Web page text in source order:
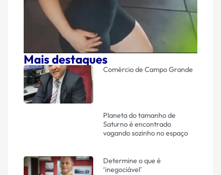
Mais destaques
Comércio de Campo Grande
Planeta do tamanho de
Saturno é encontrado
vagando sozinho no espaço
Determine o que é
‘inegociável’